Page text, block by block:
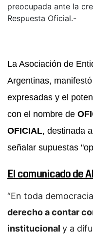
preocupada ante la
Respuesta Oficial.-
La Asociación de
Argentinas,
expresadas y el
con el nombre de
OFICIAL, destinada
señalar supuestas
El comunicado de
“En toda
derecho a contar
institucional y a